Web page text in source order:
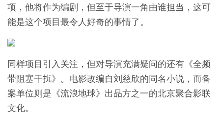
项，他将作为编剧，但至于导演一角由谁担当，这可
能是这个项目最令人好奇的事情了。
同样项目引入关注，但对导演充满疑问的还有《全频
带阻塞干扰》。电影改编自刘慈欣的同名小说，而备
案单位则是《流浪地球》出品方之一的北京聚合影联
文化。